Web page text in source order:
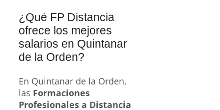
¿Qué FP Distancia
ofrece los mejores
salarios en Quintanar
de la Orden?
En Quintanar de la Orden,
las Formaciones
Profesionales a Distancia